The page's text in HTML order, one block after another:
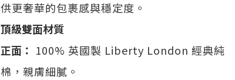
供更奢華的包裹感與穩定度。
頂級雙面材質
正面： 100% 英國製 Liberty London 經典純
棉，親膚細膩。